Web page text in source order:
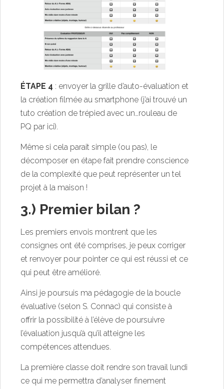
ÉTAPE 4 : envoyer la grille d’auto-évaluation et
la création filmée au smartphone (j’ai trouvé un
tuto création de trépied avec un…rouleau de
PQ par ici).
Même si cela parait simple (ou pas), le
décomposer en étape fait prendre conscience
de la complexité que peut représenter un tel
projet à la maison !
3.) Premier bilan ?
Les premiers envois montrent que les
consignes ont été comprises, je peux corriger
et renvoyer pour pointer ce qui est réussi et ce
qui peut être amélioré.
Ainsi je poursuis ma pédagogie de la boucle
évaluative (selon S. Connac) qui consiste à
offrir la possibilité à l’élève de poursuivre
l’évaluation jusqu’à qu’il atteigne les
compétences attendues.
La première classe doit rendre son travail lundi
ce qui me permettra d’analyser finement